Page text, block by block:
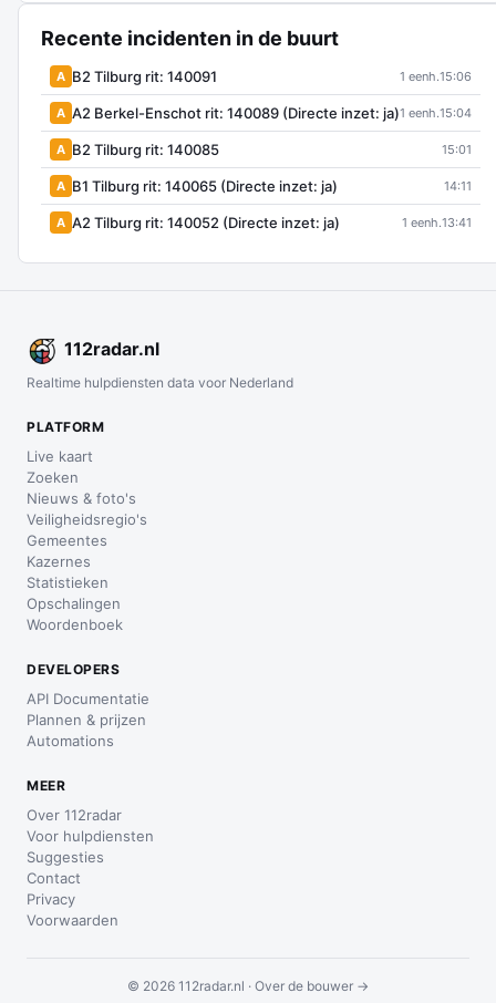
Recente incidenten in de buurt
A B2 Tilburg rit: 140091 1 eenh.15:06
A A2 Berkel-Enschot rit: 140089 (Directe inzet: ja)1 eenh.15:04
A B2 Tilburg rit: 140085 15:01
A B1 Tilburg rit: 140065 (Directe inzet: ja) 14:11
A A2 Tilburg rit: 140052 (Directe inzet: ja) 1 eenh.13:41
112radar.nl
Realtime hulpdiensten data voor Nederland
PLATFORM
Live kaart
Zoeken
Nieuws & foto's
Veiligheidsregio's
Gemeentes
Kazernes
Statistieken
Opschalingen
Woordenboek
DEVELOPERS
API Documentatie
Plannen & prijzen
Automations
MEER
Over 112radar
Voor hulpdiensten
Suggesties
Contact
Privacy
Voorwaarden
© 2026 112radar.nl · Over de bouwer →